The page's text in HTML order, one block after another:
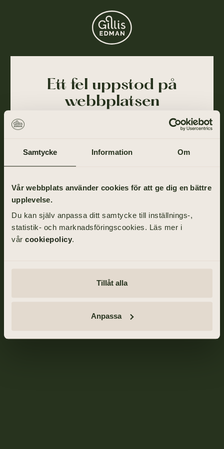
Samtycke Information Om
Vår webbplats använder cookies för att ge dig en bättre
upplevelse.
Du kan själv anpassa ditt samtycke till inställnings-,
statistik- och marknadsföringscookies. Läs mer i
vår cookiepolicy.
Tillåt alla
Anpassa
Ett fel uppstod på
webbplatsen
Ajdå! Vår webbplats stötte på ett tillfälligt fel och
rapporterat till oss och vi arbetar på att lösa det så
Gå tillbaka till startsidan om du vill fortsätta ditt
besök eller ring oss på
031-355 40 00
TILL STARTSIDAN